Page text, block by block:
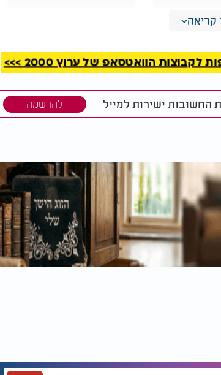
והיא זו שגילתה לעם ישראל את קוד
עם יהושע בן נון לארץ.
הרג של עיר שלמה אחרי מרד של שבע בן
של דוד, לא להעניש את כל תושבי העיר
בס' או בש', ועניתי שלדעתי כותבים בש', כמו
חשוב לתת לילד שם שלא יתבייש בו בעתיד,
הוואטסאפ של ערוץ 2000 >>>
החשובות ישירות למייל להרשמה